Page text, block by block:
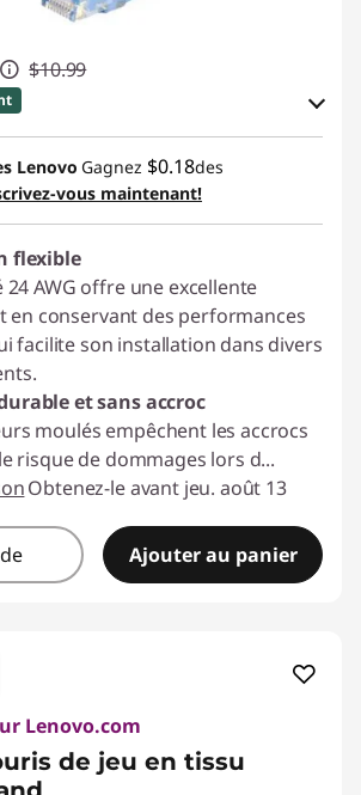
$10.99
bon de réduction en ligne :
de réduction en ligne :
Lenovo Gagnez $0.18des
vous maintenant!
flexible
AWG offre une excellente
en conservant des performances
facilite son installation dans divers
et sans accroc
moulés empêchent les accrocs
risque de dommages lors d...
Obtenez-le avant jeu. août 13
Ajouter au panier
Lenovo.com
de jeu en tissu